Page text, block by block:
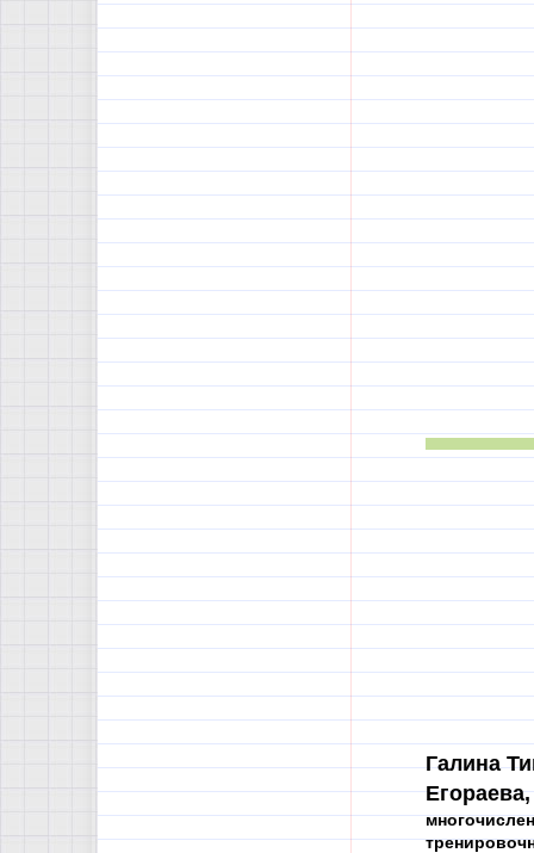
Галина
Егораева,